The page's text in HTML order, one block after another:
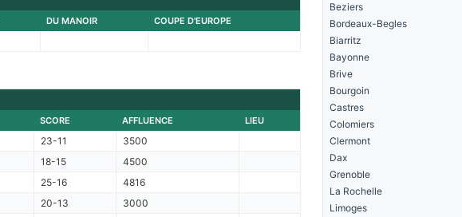
DU MANOIR COUPE D'EUROPE
SCORE AFFLUENCE LIEU
23-11
3500
18-15
4500
25-16
4816
20-13
3000
Beziers
Bordeaux-Begles
Biarritz
Bayonne
Brive
Bourgoin
Castres
Colomiers
Clermont
Dax
Grenoble
La Rochelle
Limoges